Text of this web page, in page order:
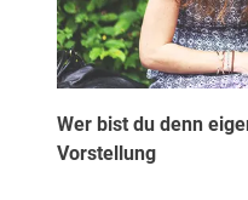
Wer bist du denn
Vorstellung